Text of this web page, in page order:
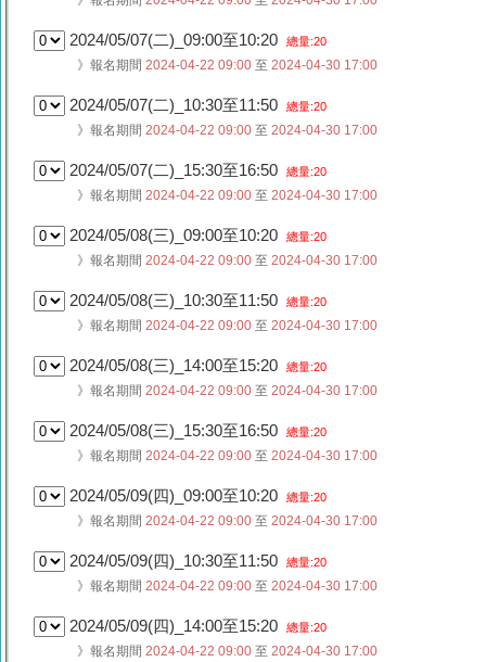
2024/05/07(二)_09:00至10:20 總量:20
》報名期間 2024-04-22 09:00 至 2024-04-30 17:00
2024/05/07(二)_10:30至11:50 總量:20
》報名期間 2024-04-22 09:00 至 2024-04-30 17:00
2024/05/07(二)_15:30至16:50 總量:20
》報名期間 2024-04-22 09:00 至 2024-04-30 17:00
2024/05/08(三)_09:00至10:20 總量:20
》報名期間 2024-04-22 09:00 至 2024-04-30 17:00
2024/05/08(三)_10:30至11:50 總量:20
》報名期間 2024-04-22 09:00 至 2024-04-30 17:00
2024/05/08(三)_14:00至15:20 總量:20
》報名期間 2024-04-22 09:00 至 2024-04-30 17:00
2024/05/08(三)_15:30至16:50 總量:20
》報名期間 2024-04-22 09:00 至 2024-04-30 17:00
2024/05/09(四)_09:00至10:20 總量:20
》報名期間 2024-04-22 09:00 至 2024-04-30 17:00
2024/05/09(四)_10:30至11:50 總量:20
》報名期間 2024-04-22 09:00 至 2024-04-30 17:00
2024/05/09(四)_14:00至15:20 總量:20
》報名期間 2024-04-22 09:00 至 2024-04-30 17:00